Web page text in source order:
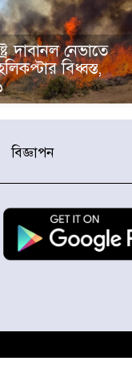
দাবানল নেভাতে
বিধ্বস্ত,
বিজ্ঞাপন